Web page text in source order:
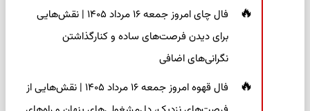
فال چای امروز جمعه ۱۶ مرداد ۱۴۰۵ | نقش‌هایی
برای دیدن فرصت‌های ساده و کنارگذاشتن
نگرانی‌های اضافی
فال قهوه امروز جمعه ۱۶ مرداد ۱۴۰۵ | نقش‌هایی از